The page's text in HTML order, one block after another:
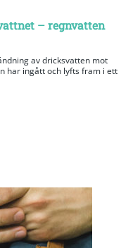
– regnvatten
av dricksvatten mot
har ingått och lyfts fram i ett